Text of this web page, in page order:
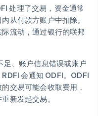
处理了交易，资金通常
从付款方账户中扣除。
流动，通过银行的联邦
足、账户信息错误或账户
会通知 ODFI。ODFI
交易可能会收取费用，
新发起交易。